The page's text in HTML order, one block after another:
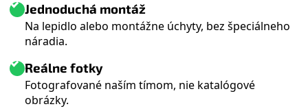
Jednoduchá montáž
Na lepidlo alebo montážne úchyty, bez špeciálneho
náradia.
Reálne fotky
Fotografované naším tímom, nie katalógové
obrázky.